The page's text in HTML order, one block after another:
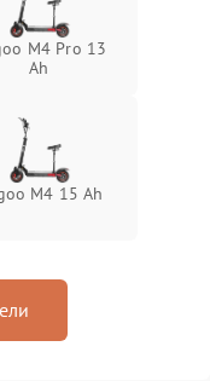
M4 Pro 13
Ah
M4 15 Ah